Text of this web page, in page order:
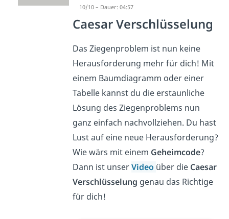
Caesar Verschlüsselung
Das Ziegenproblem ist nun keine
Herausforderung mehr für dich! Mit
einem Baumdiagramm oder einer
Tabelle kannst du die erstaunliche
Lösung des Ziegenproblems nun
ganz einfach nachvollziehen. Du hast
Lust auf eine neue Herausforderung?
Wie wärs mit einem Geheimcode?
Dann ist unserVideo über die Caesar
Verschlüsselung genau das Richtige
für dich!
10/10 – Dauer: 04:57